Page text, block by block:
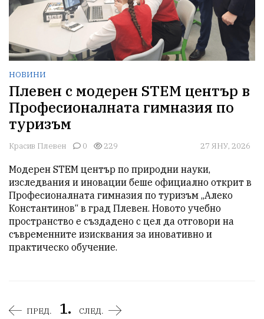
НОВИНИ
Плевен с модерен STEM център в
Професионалната гимназия по
туризъм
Красив Плевен 0 229 27 ЯНУ, 2026
Модерен STEM център по природни науки,
изследвания и иновации беше официално открит в
Професионалната гимназия по туризъм „Алеко
Константинов“ в град Плевен. Новото учебно
пространство е създадено с цел да отговори на
съвременните изисквания за иновативно и
практическо обучение.
ПРЕД. 1. СЛЕД.